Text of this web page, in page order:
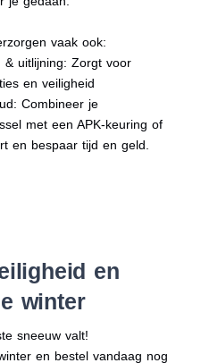
vaak ook:
& uitlijning: Zorgt voor
en veiligheid
Combineer je
met een APK-keuring of
en bespaar tijd en geld.
en
winter
sneeuw valt!
en bestel vandaag nog